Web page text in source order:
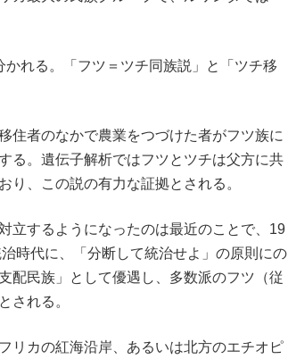
れる。「フツ＝ツチ同族説」と「ツチ移
住者のなかで農業をつづけた者がフツ族に
る。遺伝子解析ではフツとツチは父方に共
り、この説の有力な証拠とされる。
立するようになったのは最近のことで、19
時代に、「分断して統治せよ」の原則にの
配民族」として優遇し、多数派のフツ（従
される。
リカの紅海沿岸、あるいは北方のエチオピ